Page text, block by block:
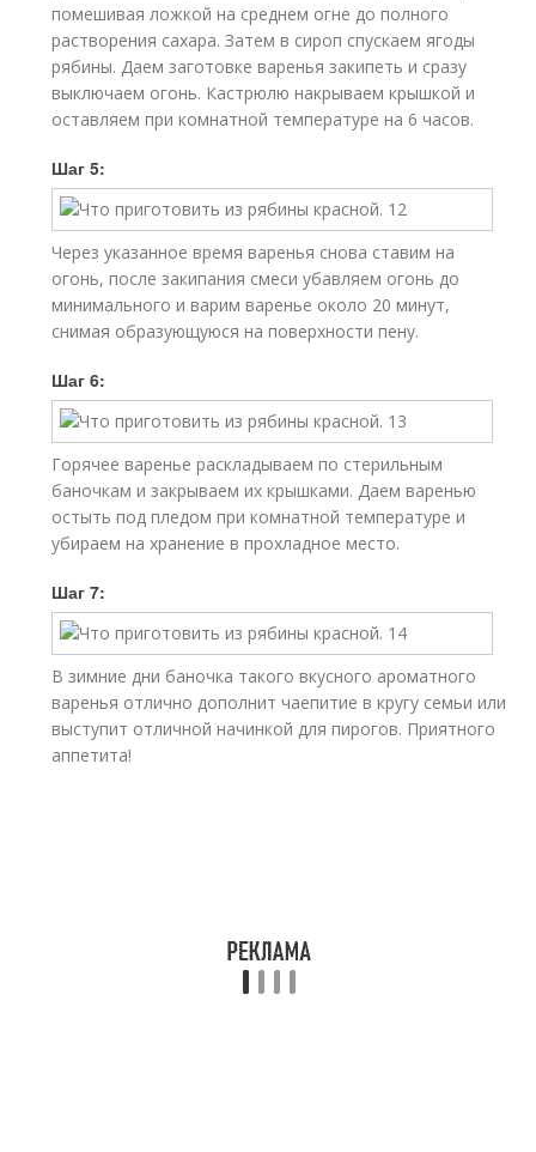
помешивая ложкой на среднем огне до полного
растворения сахара. Затем в сироп спускаем ягоды
рябины. Даем заготовке варенья закипеть и сразу
выключаем огонь. Кастрюлю накрываем крышкой и
оставляем при комнатной температуре на 6 часов.
Шаг 5:
Через указанное время варенья снова ставим на
огонь, после закипания смеси убавляем огонь до
минимального и варим варенье около 20 минут,
снимая образующуюся на поверхности пену.
Шаг 6:
Горячее варенье раскладываем по стерильным
баночкам и закрываем их крышками. Даем варенью
остыть под пледом при комнатной температуре и
убираем на хранение в прохладное место.
Шаг 7:
В зимние дни баночка такого вкусного ароматного
варенья отлично дополнит чаепитие в кругу семьи или
выступит отличной начинкой для пирогов. Приятного
аппетита!